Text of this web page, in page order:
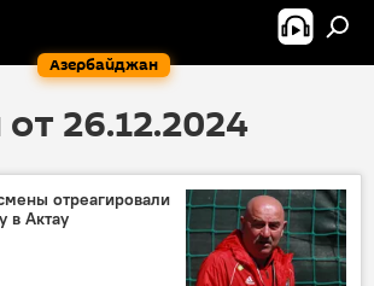
Азербайджан
26.12.2024
отреагировали
в Актау